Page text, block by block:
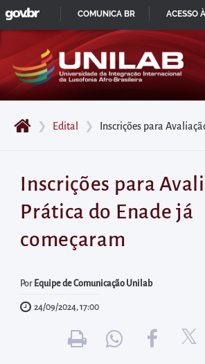
Pular
para
início
do
principal
Acessar
diretamente
menu
Acessar
diretamente
❯ Edital ❯ Inscrições para Avaliação
Inscrições para
Prática do Enade já
começaram
Por Equipe de Comunicação Unilab
24/09/2024, 17:00
IR
PARA
CONTEÚDO
GOVBR
COMUNICA BR ACESSO